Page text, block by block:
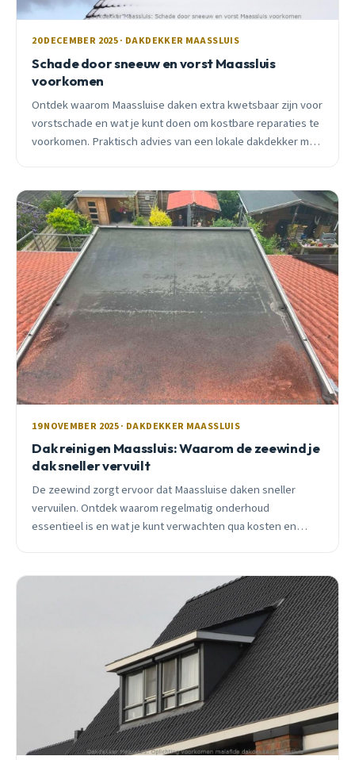
20 DECEMBER 2025 · DAKDEKKER MAASSLUIS
Schade door sneeuw en vorst Maassluis
voorkomen
Ontdek waarom Maassluise daken extra kwetsbaar zijn voor
vorstschade en wat je kunt doen om kostbare reparaties te
voorkomen. Praktisch advies van een lokale dakdekker met
19 NOVEMBER 2025 · DAKDEKKER MAASSLUIS
Dak reinigen Maassluis: Waarom de zeewind je
dak sneller vervuilt
De zeewind zorgt ervoor dat Maassluise daken sneller
vervuilen. Ontdek waarom regelmatig onderhoud
essentieel is en wat je kunt verwachten qua kosten en